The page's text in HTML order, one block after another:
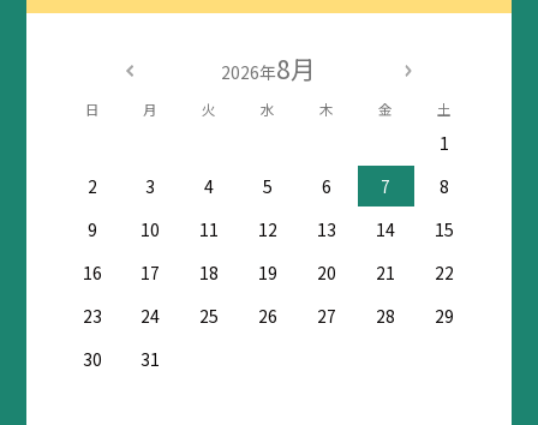
2026年8月
日 月 火 水 木 金 土
1
2
3 4 5 6 7
8
9
10 11 12 13 14
15
16
17 18 19 20 21
22
23
24 25 26 27 28
29
30
31